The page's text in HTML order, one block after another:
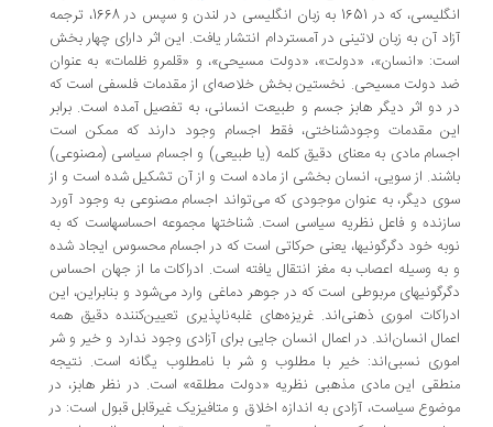
انگلیسی، که در 1651 به زبان انگلیسی در لندن و سپس در 1668، ترجمه
آن به زبان لاتینی در آمستردام انتشار یافت. این اثر دارای چهار بخش
«انسان»، «دولت»، «دولت مسیحی»، و «قلمرو ظلمات» به عنوان
دولت مسیحی. نخستین بخش خلاصه‌ای از مقدمات فلسفی است که
دو اثر دیگر هابز جسم و طبیعت انسانی، به تفصیل آمده است. برابر
مقدمات وجودشناختی، فقط اجسام وجود دارند که ممکن است
مادی به معنای دقیق کلمه (یا طبیعی) و اجسام سیاسی (مصنوعی)
از سویی، انسان بخشی از ماده است و از آن تشکیل شده است و از
دیگر، به عنوان موجودی که می‌تواند اجسام مصنوعی به وجود آورد
و فاعل نظریه سیاسی است. شناختها مجموعه احساسهاست که به
خود دگرگونیها، یعنی حرکاتی است که در اجسام محسوس ایجاد شده
وسیله اعصاب به مغز انتقال یافته است. ادراکات ما از جهان احساس
مربوطی است که در جوهر دماغی وارد می‌شود و بنابراین، این
اموری ذهنی‌اند. غریزه‌های غلبه‌ناپذیری تعیین‌کننده دقیق همه
انسان‌اند. در اعمال انسان جایی برای آزادی وجود ندارد و خیر و شر
نسبی‌اند: خیر با مطلوب و شر با نامطلوب یگانه است. نتیجه
این مادی مذهبی نظریه «دولت مطلقه» است. در نظر هابز، در
سیاست، آزادی به اندازه اخلاق و متافیزیک غیرقابل قبول است: در